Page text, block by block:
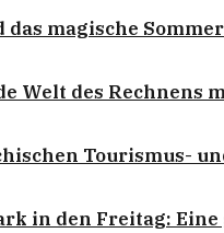
das magische
Welt des Rechnens
Tourismus-
in den Freitag: